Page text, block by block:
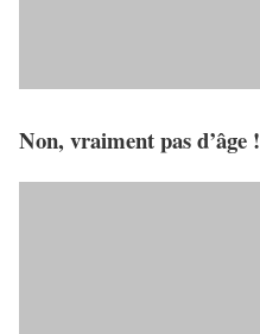
Non, vraiment pas d’âge !